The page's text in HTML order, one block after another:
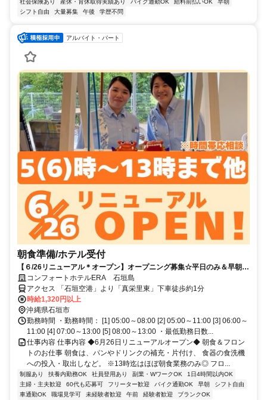
社会保険あり
産休・育休取得実績あり バイク通勤OK 給料前払いOK
早朝
シフト自由
大量募集 午後 学歴不問
アルバイト・パート
朝食準備/ホテル受付
【６/26リニューアル＊オープン】オープニング募集☆平日のみ＆早朝＆
午前中5～8時の3h～募集
コンフォートホテルERA 石垣島
アクセス 「石垣空港」より「真栄里東」下車徒歩約1分
時給1,320円以上
沖縄県石垣市
勤務時間 ・勤務時間： [1] 05:00～08:00 [2] 05:00～11:00 [3] 06:00～
11:00 [4] 07:00～13:00 [5] 08:00～13:00 ・最低勤務日数...
仕事内容 仕事内容 ◆6月26日リニューアルオープン◆ 朝食＆フロン
トのお仕事 朝食は、パンやドリンクの補充・片付け、 食器の食洗機
への投入・取出しなど。 ※13時迄はほぼ朝食業務のみ◎ フロ...
制服あり 扶養内勤務OK 社員登用あり 副業・WワークOK
1日4時間以内OK
主婦・主夫歓迎
60代も応募可 フリーター歓迎 バイク通勤OK 早朝
シフト自由
車通勤OK
職場見学可 未経験者歓迎 午前 経験者歓迎
ブランクOK